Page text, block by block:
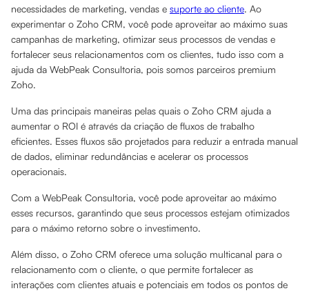
necessidades de marketing, vendas e suporte ao cliente. Ao
experimentar o Zoho CRM, você pode aproveitar ao máximo suas
campanhas de marketing, otimizar seus processos de vendas e
fortalecer seus relacionamentos com os clientes, tudo isso com a
ajuda da WebPeak Consultoria, pois somos parceiros premium
Zoho.
Uma das principais maneiras pelas quais o Zoho CRM ajuda a
aumentar o ROI é através da criação de fluxos de trabalho
eficientes. Esses fluxos são projetados para reduzir a entrada manual
de dados, eliminar redundâncias e acelerar os processos
operacionais.
Com a WebPeak Consultoria, você pode aproveitar ao máximo
esses recursos, garantindo que seus processos estejam otimizados
para o máximo retorno sobre o investimento.
Além disso, o Zoho CRM oferece uma solução multicanal para o
relacionamento com o cliente, o que permite fortalecer as
interações com clientes atuais e potenciais em todos os pontos de